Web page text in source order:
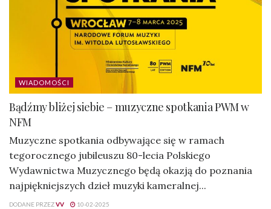
WIADOMOŚCI
Bądźmy bliżej siebie – muzyczne spotkania PWM w
NFM
Muzyczne spotkania odbywające się w ramach
tegorocznego jubileuszu 80-lecia Polskiego
Wydawnictwa Muzycznego będą okazją do poznania
najpiękniejszych dzieł muzyki kameralnej...
DODANE PRZEZVV 10-02-2025